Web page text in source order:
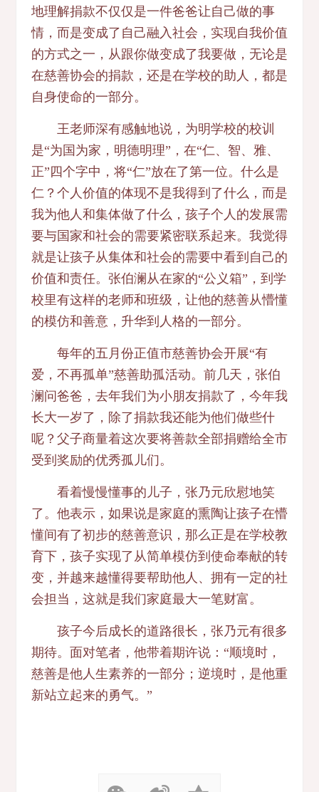
地理解捐款不仅仅是一件爸爸让自己做的事
情，而是变成了自己融入社会，实现自我价值
的方式之一，从跟你做变成了我要做，无论是
在慈善协会的捐款，还是在学校的助人，都是
自身使命的一部分。
王老师深有感触地说，为明学校的校训
是“为国为家，明德明理”，在“仁、智、雅、
正”四个字中，将“仁”放在了第一位。什么是
仁？个人价值的体现不是我得到了什么，而是
我为他人和集体做了什么，孩子个人的发展需
要与国家和社会的需要紧密联系起来。我觉得
就是让孩子从集体和社会的需要中看到自己的
价值和责任。张伯澜从在家的“公义箱”，到学
校里有这样的老师和班级，让他的慈善从懵懂
的模仿和善意，升华到人格的一部分。
每年的五月份正值市慈善协会开展“有
爱，不再孤单”慈善助孤活动。前几天，张伯
澜问爸爸，去年我们为小朋友捐款了，今年我
长大一岁了，除了捐款我还能为他们做些什
呢？父子商量着这次要将善款全部捐赠给全市
受到奖励的优秀孤儿们。
看着慢慢懂事的儿子，张乃元欣慰地笑
了。他表示，如果说是家庭的熏陶让孩子在懵
懂间有了初步的慈善意识，那么正是在学校教
育下，孩子实现了从简单模仿到使命奉献的转
变，并越来越懂得要帮助他人、拥有一定的社
会担当，这就是我们家庭最大一笔财富。
孩子今后成长的道路很长，张乃元有很多
期待。面对笔者，他带着期许说：“顺境时，
慈善是他人生素养的一部分；逆境时，是他重
新站立起来的勇气。”